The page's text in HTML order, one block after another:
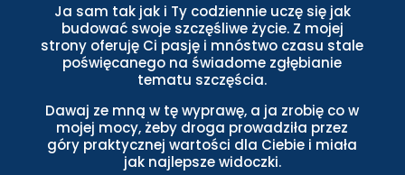
Ja sam tak jak i Ty codziennie uczę się jak
budować swoje szczęśliwe życie. Z mojej
strony oferuję Ci pasję i mnóstwo czasu stale
poświęcanego na świadome zgłębianie
tematu szczęścia.
Dawaj ze mną w tę wyprawę, a ja zrobię co w
mojej mocy, żeby droga prowadziła przez
góry praktycznej wartości dla Ciebie i miała
jak najlepsze widoczki.